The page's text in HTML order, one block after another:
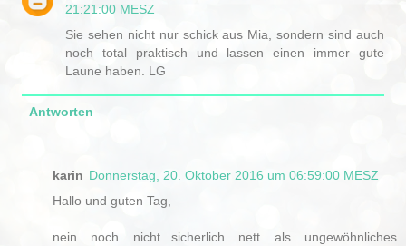
21:21:00 MESZ
Sie sehen nicht nur schick aus Mia, sondern sind auch
noch total praktisch und lassen einen immer gute
Laune haben. LG
Antworten
karin Donnerstag, 20. Oktober 2016 um 06:59:00 MESZ
Hallo und guten Tag,
nein noch nicht...sicherlich nett als ungewöhnliches